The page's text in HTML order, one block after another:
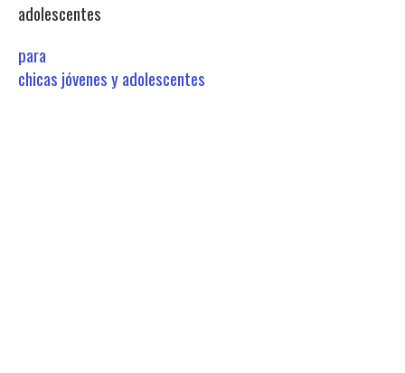
para
chicas jóvenes y adolescentes